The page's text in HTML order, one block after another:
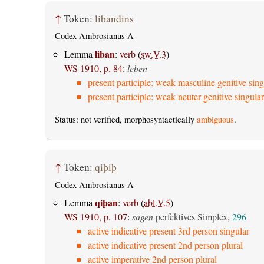
↑ Token: libandins
Codex Ambrosianus A
Lemma liban: verb(sw.V.3)
WS 1910, p. 84: leben
present participle: weak masculine genitive
present participle: weak neuter genitive singular
Status: not verified, morphosyntactically ambiguous.
↑ Token: qiþiþ
Codex Ambrosianus A
Lemma qiþan: verb(abl.V.5)
WS 1910, p. 107: sagenperfektives Simplex, 296
active indicative present 3rd person singular
active indicative present 2nd person plural
active imperative 2nd person plural